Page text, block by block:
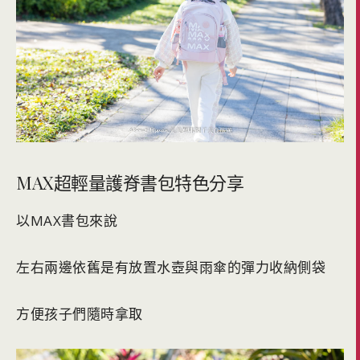
MAX超輕量護脊書包特色分享
以MAX書包來說
左右兩邊依舊是有放置水壺與雨傘的彈力收納側袋
方便孩子們隨時拿取